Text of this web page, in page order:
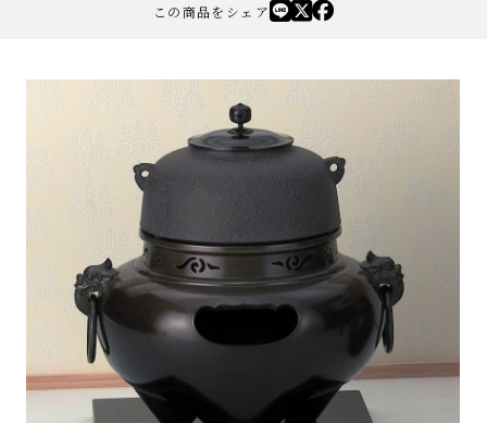
この商品をシェア